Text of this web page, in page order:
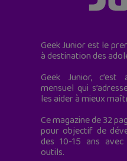
Geek Junior est le
à destination des
Geek Junior,
mensuel qui
les aider à mieux
Ce magazine de 32
pour objectif de
des 10-15 ans
outils.